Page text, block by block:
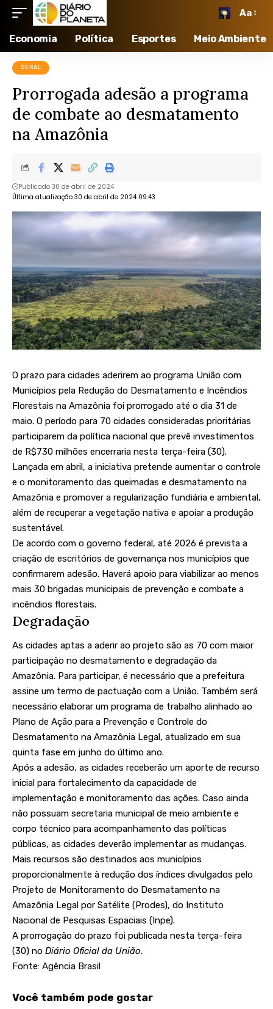
Aa
Economia Política Esportes Meio Ambiente
GERAL
Prorrogada adesão a programa
de combate ao desmatamento
na Amazônia
Última atualização 30 de abril de 2024 09:43
Publicado 30 de abril de 2024
O prazo para cidades aderirem ao programa União com
Municípios pela Redução do Desmatamento e Incêndios
Florestais na Amazônia foi prorrogado até o dia 31 de
maio. O período para 70 cidades consideradas prioritárias
participarem da política nacional que prevê investimentos
de R$730 milhões encerraria nesta terça-feira (30).
Lançada em abril, a iniciativa pretende aumentar o controle
e o monitoramento das queimadas e desmatamento na
Amazônia e promover a regularização fundiária e ambiental,
além de recuperar a vegetação nativa e apoiar a produção
sustentável.
De acordo com o governo federal, até 2026 é prevista a
criação de escritórios de governança nos municípios que
confirmarem adesão. Haverá apoio para viabilizar ao menos
mais 30 brigadas municipais de prevenção e combate a
incêndios florestais.
Degradação
As cidades aptas a aderir ao projeto são as 70 com maior
participação no desmatamento e degradação da
Amazônia. Para participar, é necessário que a prefeitura
assine um termo de pactuação com a União. Também será
necessário elaborar um programa de trabalho alinhado ao
Plano de Ação para a Prevenção e Controle do
Desmatamento na Amazônia Legal, atualizado em sua
quinta fase em junho do último ano.
Após a adesão, as cidades receberão um aporte de recurso
inicial para fortalecimento da capacidade de
implementação e monitoramento das ações. Caso ainda
não possuam secretaria municipal de meio ambiente e
corpo técnico para acompanhamento das políticas
públicas, as cidades deverão implementar as mudanças.
Mais recursos são destinados aos municípios
proporcionalmente à redução dos índices divulgados pelo
Projeto de Monitoramento do Desmatamento na
Amazônia Legal por Satélite (Prodes), do Instituto
Nacional de Pesquisas Espaciais (Inpe).
A prorrogação do prazo foi publicada nesta terça-feira
(30) no Diário Oficial da União.
Fonte: Agência Brasil
Você também pode gostar